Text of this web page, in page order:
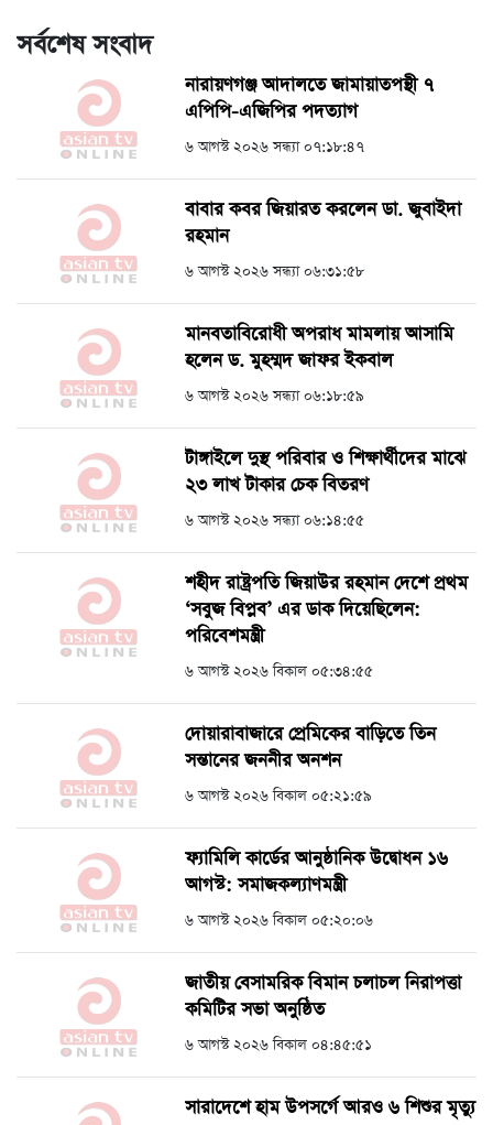
সর্বশেষ সংবাদ
নারায়ণগঞ্জ আদালতে জামায়াতপন্থী ৭
এপিপি-এজিপির পদত্যাগ
৬ আগস্ট ২০২৬ সন্ধ্যা ০৭:১৮:৪৭
বাবার কবর জিয়ারত করলেন ডা. জুবাইদা
রহমান
৬ আগস্ট ২০২৬ সন্ধ্যা ০৬:৩১:৫৮
মানবতাবিরোধী অপরাধ মামলায় আসামি
হলেন ড. মুহম্মদ জাফর ইকবাল
৬ আগস্ট ২০২৬ সন্ধ্যা ০৬:১৮:৫৯
টাঙ্গাইলে দুস্থ পরিবার ও শিক্ষার্থীদের মাঝে
২৩ লাখ টাকার চেক বিতরণ
৬ আগস্ট ২০২৬ সন্ধ্যা ০৬:১৪:৫৫
শহীদ রাষ্ট্রপতি জিয়াউর রহমান দেশে প্রথম
‘সবুজ বিপ্লব’ এর ডাক দিয়েছিলেন:
পরিবেশমন্ত্রী
৬ আগস্ট ২০২৬ বিকাল ০৫:৩৪:৫৫
দোয়ারাবাজারে প্রেমিকের বাড়িতে তিন
সন্তানের জননীর অনশন
৬ আগস্ট ২০২৬ বিকাল ০৫:২১:৫৯
ফ্যামিলি কার্ডের আনুষ্ঠানিক উদ্বোধন ১৬
আগস্ট: সমাজকল্যাণমন্ত্রী
৬ আগস্ট ২০২৬ বিকাল ০৫:২০:০৬
জাতীয় বেসামরিক বিমান চলাচল নিরাপত্তা
কমিটির সভা অনুষ্ঠিত
৬ আগস্ট ২০২৬ বিকাল ০৪:৪৫:৫১
সারাদেশে হাম উপসর্গে আরও ৬ শিশুর মৃত্যু